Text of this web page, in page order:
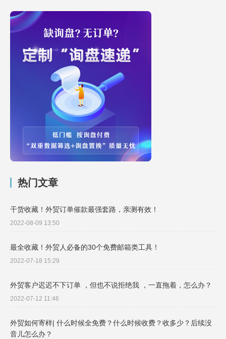
热门文章
干货收藏！外贸订单催款最强套路，亲测有效！
2022-08-09 13:50
最全收藏！外贸人必备的30个免费邮箱类工具！
2022-07-18 15:29
外贸客户迟迟不下订单 ，但也不说拒绝我 ，一直拖着，怎么办？
2022-07-12 11:46
外贸如何寄样| 什么时候全免费？什么时候收费？收多少？后续没
音儿怎么办？